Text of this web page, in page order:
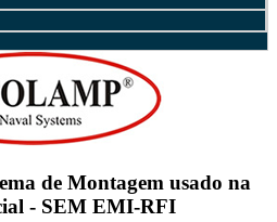
de Montagem usado na
- SEM EMI-RFI